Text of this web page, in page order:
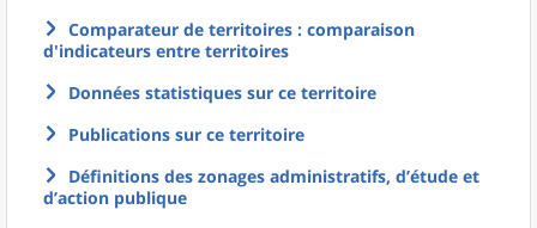
Comparateur de territoires : comparaison
d'indicateurs entre territoires
Données statistiques sur ce territoire
Publications sur ce territoire
Définitions des zonages administratifs, d’étude et
d’action publique